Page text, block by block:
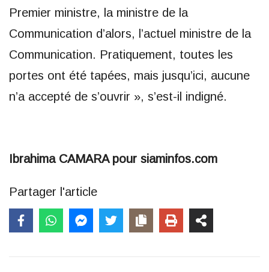
Premier ministre, la ministre de la
Communication d’alors, l’actuel ministre de la
Communication. Pratiquement, toutes les
portes ont été tapées, mais jusqu’ici, aucune
n’a accepté de s’ouvrir », s’est-il indigné.
Ibrahima CAMARA pour siaminfos.com
Partager l'article